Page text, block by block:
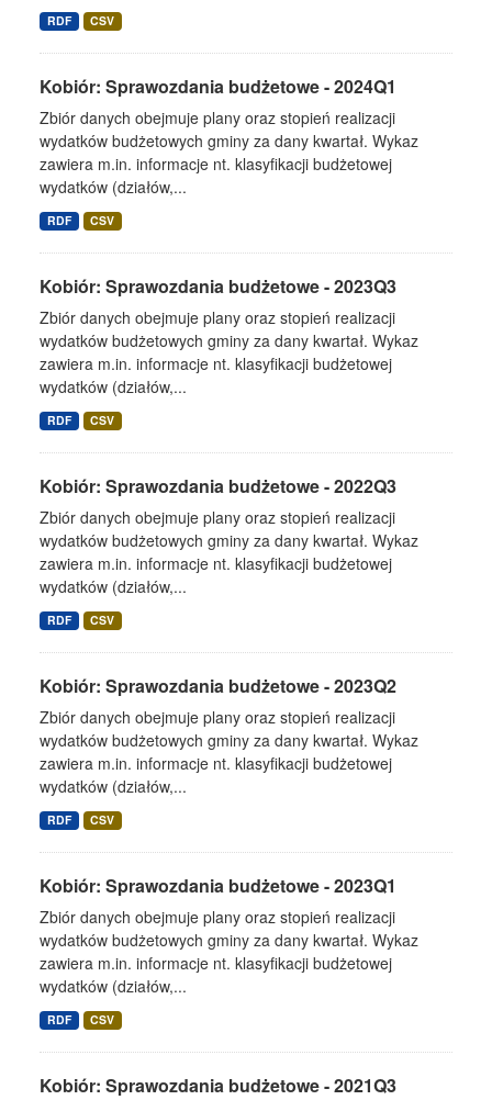
RDF CSV
Kobiór: Sprawozdania budżetowe - 2024Q1
Zbiór danych obejmuje plany oraz stopień realizacji
wydatków budżetowych gminy za dany kwartał. Wykaz
zawiera m.in. informacje nt. klasyfikacji budżetowej
wydatków (działów,...
RDF CSV
Kobiór: Sprawozdania budżetowe - 2023Q3
Zbiór danych obejmuje plany oraz stopień realizacji
wydatków budżetowych gminy za dany kwartał. Wykaz
zawiera m.in. informacje nt. klasyfikacji budżetowej
wydatków (działów,...
RDF CSV
Kobiór: Sprawozdania budżetowe - 2022Q3
Zbiór danych obejmuje plany oraz stopień realizacji
wydatków budżetowych gminy za dany kwartał. Wykaz
zawiera m.in. informacje nt. klasyfikacji budżetowej
wydatków (działów,...
RDF CSV
Kobiór: Sprawozdania budżetowe - 2023Q2
Zbiór danych obejmuje plany oraz stopień realizacji
wydatków budżetowych gminy za dany kwartał. Wykaz
zawiera m.in. informacje nt. klasyfikacji budżetowej
wydatków (działów,...
RDF CSV
Kobiór: Sprawozdania budżetowe - 2023Q1
Zbiór danych obejmuje plany oraz stopień realizacji
wydatków budżetowych gminy za dany kwartał. Wykaz
zawiera m.in. informacje nt. klasyfikacji budżetowej
wydatków (działów,...
RDF CSV
Kobiór: Sprawozdania budżetowe - 2021Q3